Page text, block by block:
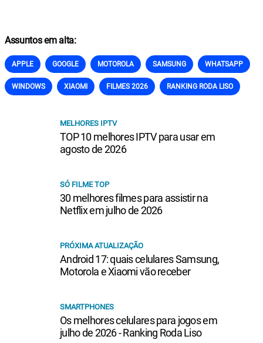
Assuntos em alta:
APPLE GOOGLE MOTOROLA SAMSUNG WHATSAPP
WINDOWS XIAOMI FILMES 2026 RANKING RODA LISO
MELHORES IPTV
TOP 10 melhores IPTV para usar em
agosto de 2026
SÓ FILME TOP
30 melhores filmes para assistir na
Netflix em julho de 2026
PRÓXIMA ATUALIZAÇÃO
Android 17: quais celulares Samsung,
Motorola e Xiaomi vão receber
SMARTPHONES
Os melhores celulares para jogos em
julho de 2026 - Ranking Roda Liso